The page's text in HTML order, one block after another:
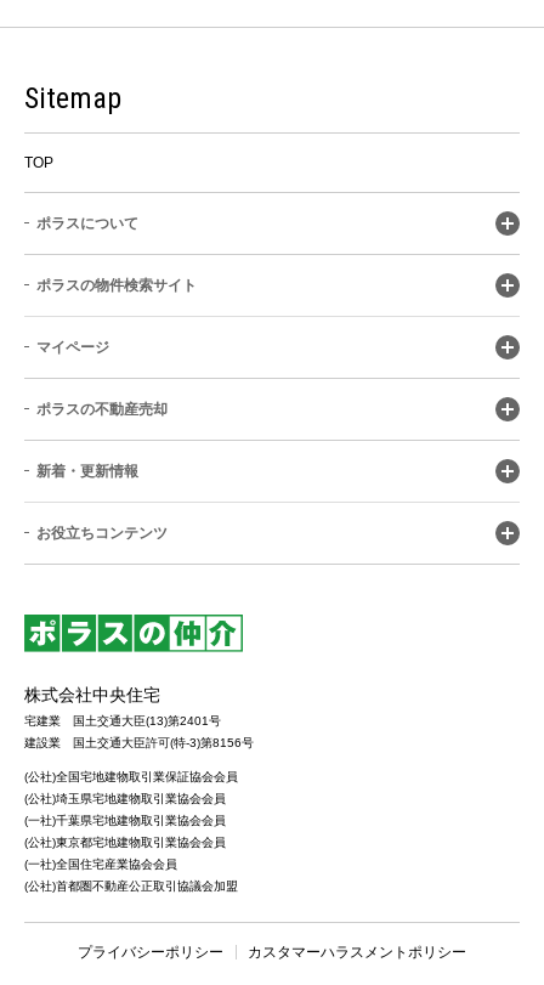
Sitemap
TOP
ポラスについて
ポラスの物件検索サイト
マイページ
ポラスの不動産売却
新着・更新情報
お役立ちコンテンツ
株式会社中央住宅
宅建業 国土交通大臣(13)第2401号
建設業 国土交通大臣許可(特-3)第8156号
(公社)全国宅地建物取引業保証協会会員
(公社)埼玉県宅地建物取引業協会会員
(一社)千葉県宅地建物取引業協会会員
(公社)東京都宅地建物取引業協会会員
(一社)全国住宅産業協会会員
(公社)首都圏不動産公正取引協議会加盟
プライバシーポリシー カスタマーハラスメントポリシー